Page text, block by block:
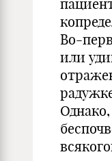
Во-
или